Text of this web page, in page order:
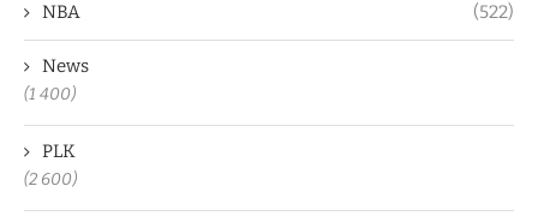
NBA (522)
News
(1 400)
PLK
(2 600)